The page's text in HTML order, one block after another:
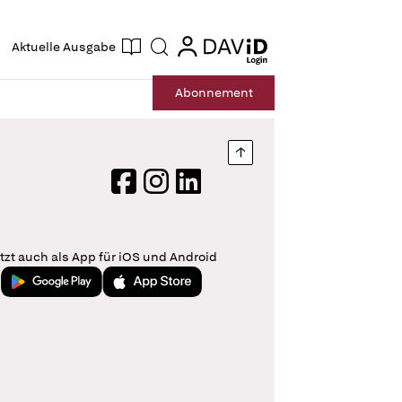
Aktuelle Ausgabe Suche login
login
Abonnement
Nach oben springen
FacebookInstagram
LinkedIn
auch als App für iOS und Android
Jetzt bei Google PlayLaden im App Store